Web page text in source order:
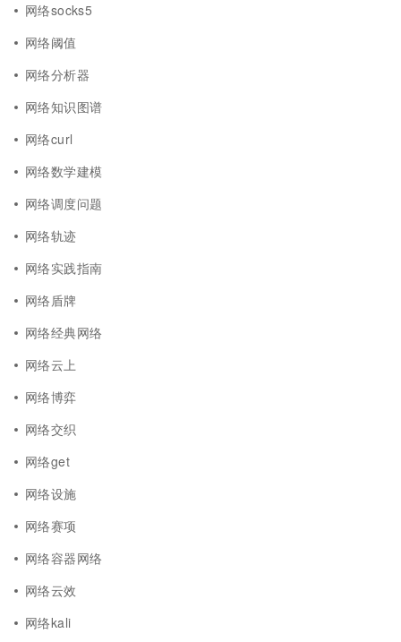
网络socks5
网络阈值
网络分析器
网络知识图谱
网络curl
网络数学建模
网络调度问题
网络轨迹
网络实践指南
网络盾牌
网络经典网络
网络云上
网络博弈
网络交织
网络get
网络设施
网络赛项
网络容器网络
网络云效
网络kali